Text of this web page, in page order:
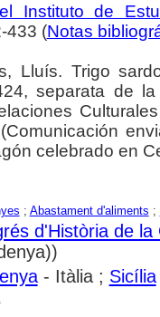
Instituto de
433 (Notas
Lluís. Trigo
separata de
celebrado en
; Abastament d'aliments ;
d'Història de la
- Itàlia ; Sicília